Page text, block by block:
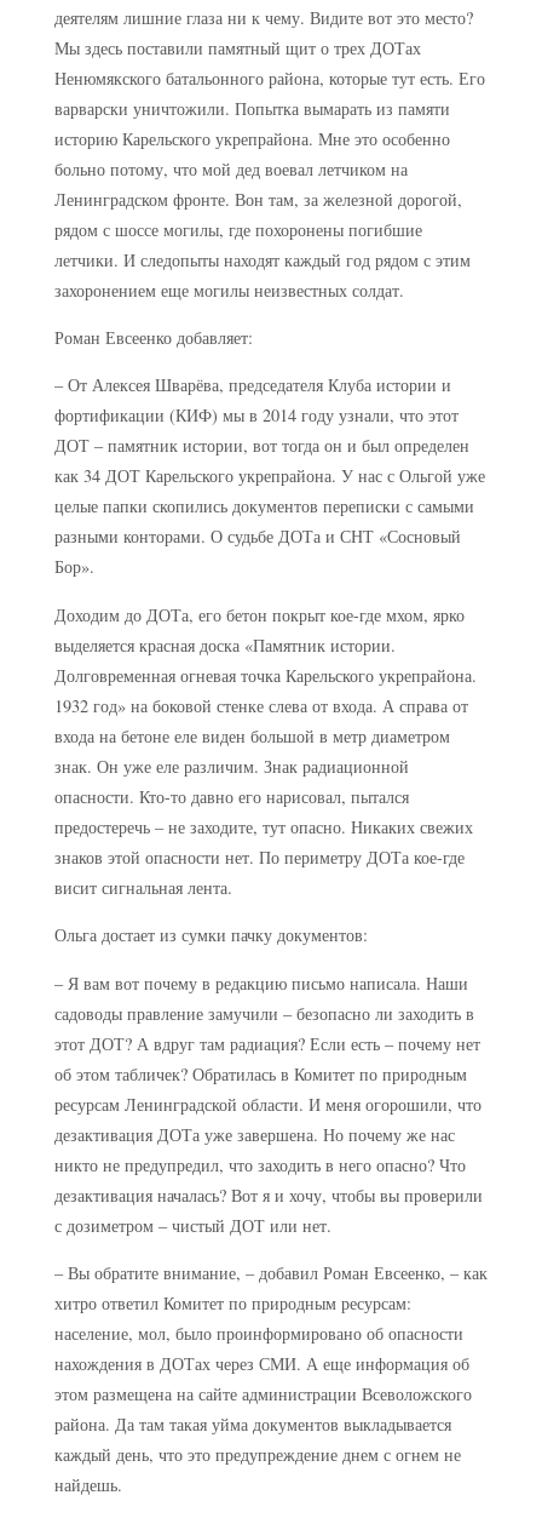
деятелям лишние глаза ни к чему. Видите вот это место?
Мы здесь поставили памятный щит о трех ДОТах
Ненюмякского батальонного района, которые тут есть. Его
варварски уничтожили. Попытка вымарать из памяти
историю Карельского укрепрайона. Мне это особенно
больно потому, что мой дед воевал летчиком на
Ленинградском фронте. Вон там, за железной дорогой,
рядом с шоссе могилы, где похоронены погибшие
летчики. И следопыты находят каждый год рядом с этим
захоронением еще могилы неизвестных солдат.
Роман Евсеенко добавляет:
– От Алексея Шварёва, председателя Клуба истории и
фортификации (КИФ) мы в 2014 году узнали, что этот
ДОТ – памятник истории, вот тогда он и был определен
как 34 ДОТ Карельского укрепрайона. У нас с Ольгой уже
целые папки скопились документов переписки с самыми
разными конторами. О судьбе ДОТа и СНТ «Сосновый
Бор».
Доходим до ДОТа, его бетон покрыт кое-где мхом, ярко
выделяется красная доска «Памятник истории.
Долговременная огневая точка Карельского укрепрайона.
1932 год» на боковой стенке слева от входа. А справа от
входа на бетоне еле виден большой в метр диаметром
знак. Он уже еле различим. Знак радиационной
опасности. Кто-то давно его нарисовал, пытался
предостеречь – не заходите, тут опасно. Никаких свежих
знаков этой опасности нет. По периметру ДОТа кое-где
висит сигнальная лента.
Ольга достает из сумки пачку документов:
– Я вам вот почему в редакцию письмо написала. Наши
садоводы правление замучили – безопасно ли заходить в
этот ДОТ? А вдруг там радиация? Если есть – почему нет
об этом табличек? Обратилась в Комитет по природным
ресурсам Ленинградской области. И меня огорошили, что
дезактивация ДОТа уже завершена. Но почему же нас
никто не предупредил, что заходить в него опасно? Что
дезактивация началась? Вот я и хочу, чтобы вы проверили
с дозиметром – чистый ДОТ или нет.
– Вы обратите внимание, – добавил Роман Евсеенко, – как
хитро ответил Комитет по природным ресурсам:
население, мол, было проинформировано об опасности
нахождения в ДОТах через СМИ. А еще информация об
этом размещена на сайте администрации Всеволожского
района. Да там такая уйма документов выкладывается
каждый день, что это предупреждение днем с огнем не
найдешь.